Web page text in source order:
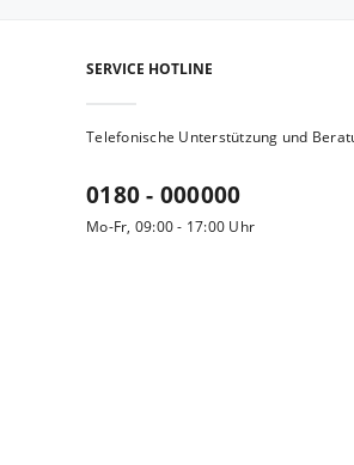
SERVICE HOTLINE
Telefonische Unterstützung und
0180 - 000000
Mo-Fr, 09:00 - 17:00 Uhr